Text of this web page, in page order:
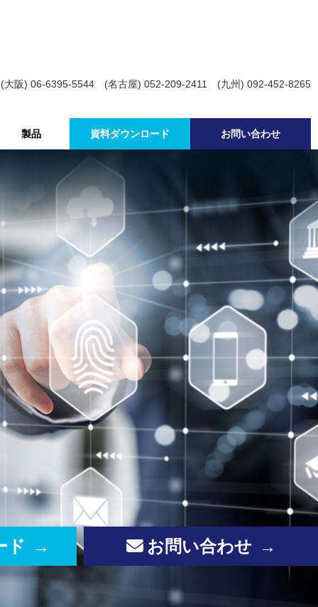
製品 資料ダウンロード お問い合わせ
阪) 06-6395-5544 (名古屋) 052-209-2411 (九州) 092-452-8265
ド お問い合わせ